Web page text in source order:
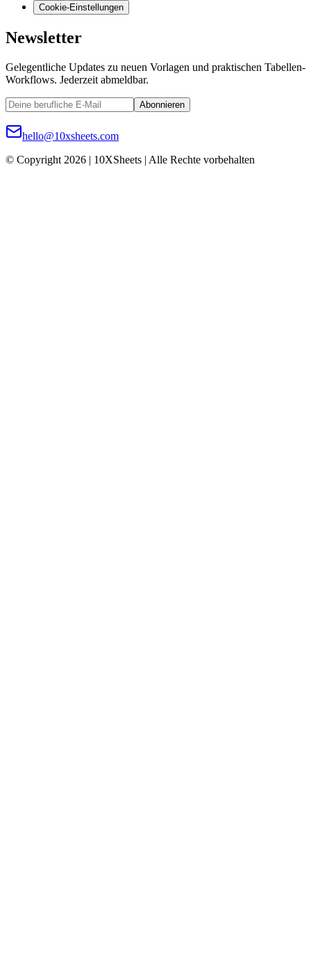
Cookie-Einstellungen
Newsletter
Gelegentliche Updates zu neuen Vorlagen und praktischen Tabellen-
Workflows. Jederzeit abmeldbar.
Abonnieren
hello@10xsheets.com
© Copyright 2026 | 10XSheets | Alle Rechte vorbehalten